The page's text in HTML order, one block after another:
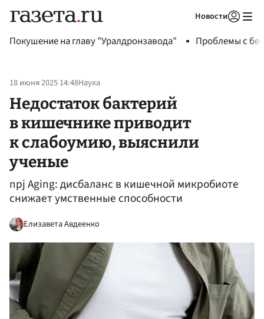
Новости
Покушение на главу "Уралдронзавода" Проблемы с
18 июня 2025 14:48Наука
Недостаток бактерий
в кишечнике приводит
к слабоумию, выяснили
ученые
npj Aging: дисбаланс в кишечной микробиоте
снижает умственные способности
Елизавета Авдеенко